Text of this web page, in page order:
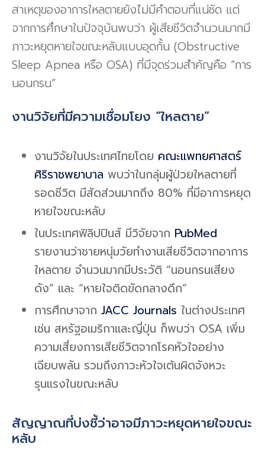
สาเหตุของอาการใหลตายยังไม่มีคำตอบที่แน่ชัด แต่
จากการศึกษาในปัจจุบันพบว่า ผู้เสียชีวิตจำนวนมากมี
ภาวะหยุดหายใจขณะหลับแบบอุดกั้น (Obstructive
Sleep Apnea หรือ OSA) ที่มีจุดร่วมสำคัญคือ “การ
นอนกรน”
งานวิจัยที่มีความเชื่อมโยง “ใหลตาย”
งานวิจัยในประเทศไทยโดย คณะแพทยศาสตร์
ศิริราชพยาบาล พบว่าในกลุ่มผู้ป่วยใหลตายที่
รอดชีวิต มีสัดส่วนมากถึง 80% ที่มีอาการหยุด
หายใจขณะหลับ
ในประเทศฟิลิปปินส์ มีวิจัยจาก PubMed
รายงานว่าชายหนุ่มวัยทำงานเสียชีวิตจากอาการ
ใหลตาย จำนวนมากมีประวัติ “นอนกรนเสียง
ดัง” และ “หายใจติดขัดกลางดึก”
การศึกษาจาก JACC Journals ในต่างประเทศ
เช่น สหรัฐอเมริกาและญี่ปุ่น ก็พบว่า OSA เพิ่ม
ความเสี่ยงการเสียชีวิตจากโรคหัวใจอย่าง
เฉียบพลัน รวมถึงภาวะหัวใจเต้นผิดจังหวะ
รุนแรงในขณะหลับ
สัญญาณที่บ่งชี้ว่าอาจมีภาวะหยุดหายใจขณะ
หลับ